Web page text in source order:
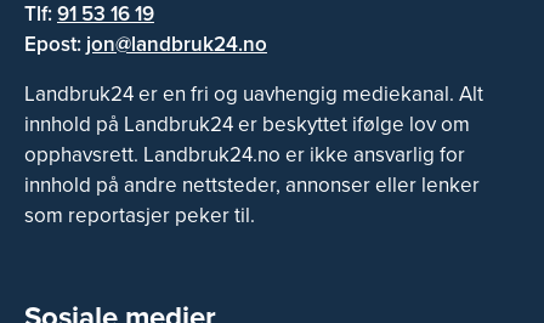
Tlf:91 53 16 19
Epost: jon@landbruk24.no
Landbruk24 er en fri og uavhengig mediekanal. Alt
innhold på Landbruk24 er beskyttet ifølge lov om
opphavsrett. Landbruk24.no er ikke ansvarlig for
innhold på andre nettsteder, annonser eller lenker
som reportasjer peker til.